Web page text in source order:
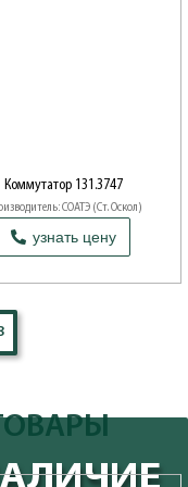
Коммутатор 131.3747
СОАТЭ (Ст. Оскол)
узнать цену